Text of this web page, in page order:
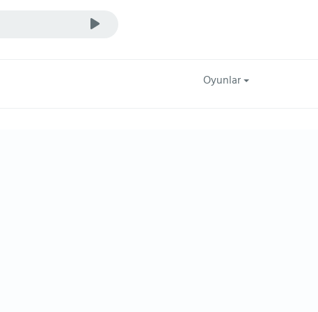
Oyunlar